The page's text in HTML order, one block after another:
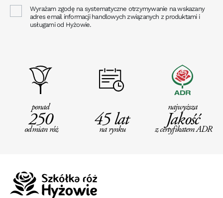
Wyrażam zgodę na systematyczne otrzymywanie na wskazany
adres email informacji handlowych związanych z produktami i
usługami od Hyżowie.
ponad
250
odmian róż
45 lat
na rynku
najwyższa
Jakość
z certyfikatem ADR